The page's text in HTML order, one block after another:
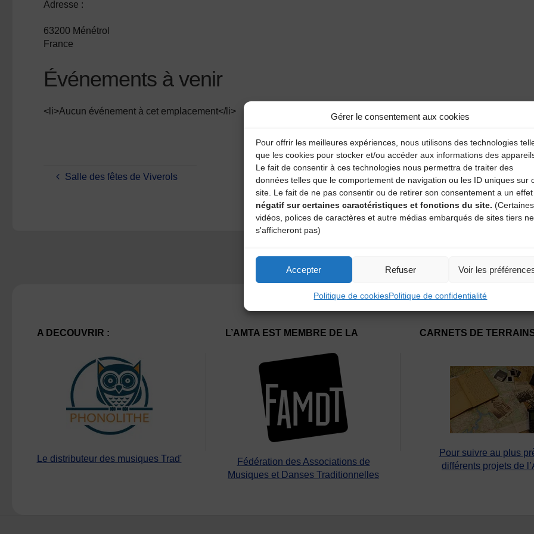
Gérer le consentement aux cookies
Pour offrir les meilleures expériences, nous utilisons des technologies
que les cookies pour stocker et/ou accéder aux informations des
Le fait de consentir à ces technologies nous permettra de traiter des
données telles que le comportement de navigation ou les ID uniques sur
site. Le fait de ne pas consentir ou de retirer son consentement a un effet
négatif sur certaines caractéristiques et fonctions du site. (Certaines
vidéos, polices de caractères et autre médias embarqués de sites tiers ne
s'afficheront pas)
Accepter Refuser Voir les
Politique de cookiesPolitique de confidentialité
Adresse :
63200 Ménétrol
France
Événements à venir
<li>Aucun événement à cet emplacement</li>
Salle des fêtes de Viverols
A DECOUVRIR :
Le distributeur des musiques Trad'
L’AMTA EST MEMBRE DE LA
Fédération des Associations de
Musiques et Danses Traditionnelles
CARNETS DE
Pour suivre au plus
différents projets de